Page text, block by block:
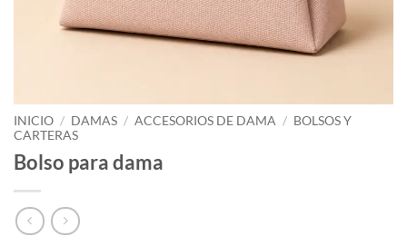
INICIO / DAMAS / ACCESORIOS DE DAMA / BOLSOS Y
CARTERAS
Bolso para dama